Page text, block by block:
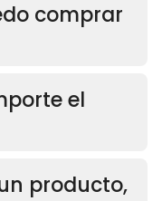
comprar
el
producto,